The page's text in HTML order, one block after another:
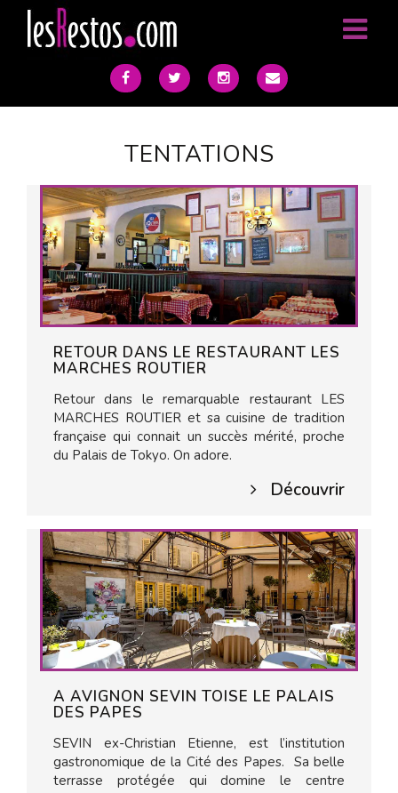
TENTATIONS
RETOUR DANS LE RESTAURANT LES
MARCHES ROUTIER
Retour dans le remarquable restaurant LES
MARCHES ROUTIER et sa cuisine de tradition
française qui connait un succès mérité, proche
du Palais de Tokyo. On adore.
Découvrir
A AVIGNON SEVIN TOISE LE PALAIS
DES PAPES
SEVIN ex-Christian Etienne, est l’institution
gastronomique de la Cité des Papes. Sa belle
terrasse protégée qui domine le centre